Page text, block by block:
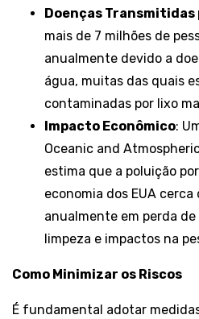
Doenças Transmitidas
mais de 7 milhões de
anualmente devido a
água, muitas das quais
contaminadas por lixo
Impacto Econômico:
Oceanic and
estima que a poluição
economia dos EUA cerca
anualmente em perda
limpeza e impactos na
Como Minimizar os Riscos
É fundamental adotar